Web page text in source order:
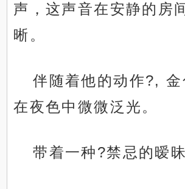
声，这声音在安静的房
晰。
伴随着他的动作?, 金
在夜色中微微泛光。
带着一种?禁忌的暧昧